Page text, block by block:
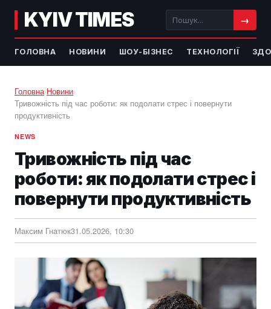
KYIV TIMES →
ГОЛОВНА НОВИНИ ШОУ-БІЗНЕС ТЕХНОЛОГІЇ
Головна›Новини›
Тривожність під час роботи: як подолати стрес і повернути
продуктивність
NEWS
Тривожність під час
роботи: як подолати стрес і
повернути продуктивність
Максим Гнатюк31.05.2026, 10:30